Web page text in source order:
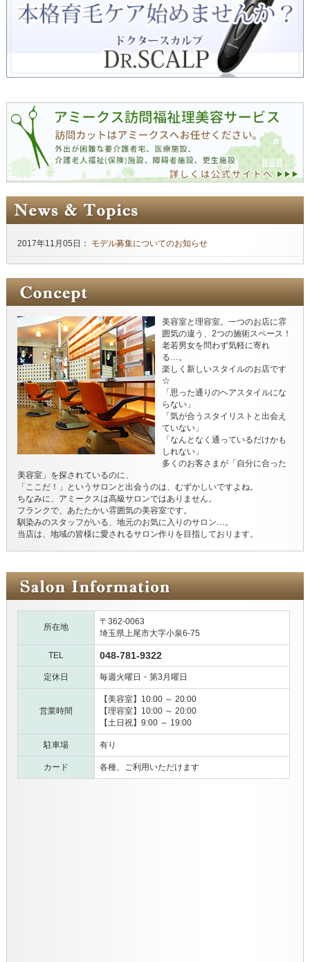
2017年11月05日： モデル募集についてのお知らせ
美容室と理容室。一つのお店に雰
囲気の違う、2つの施術スペース！
老若男女を問わず気軽に寄れ
る…。
楽しく新しいスタイルのお店です
☆
「思った通りのヘアスタイルにな
らない」
「気が合うスタイリストと出会え
ていない」
「なんとなく通っているだけかも
しれない」
多くのお客さまが「自分に合った
美容室」を探されているのに、
「ここだ！」というサロンと出会うのは、むずかしいですよね。
ちなみに、アミークスは高級サロンではありません。
フランクで、あたたかい雰囲気の美容室です。
馴染みのスタッフがいる、地元のお気に入りのサロン…。
当店は、地域の皆様に愛されるサロン作りを目指しております。
所在地
〒362-0063
埼玉県上尾市大字小泉6-75
TEL 048-781-9322
定休日 毎週火曜日・第3月曜日
営業時間
【美容室】10:00 ～ 20:00
【理容室】10:00 ～ 20:00
【土日祝】9:00 ～ 19:00
駐車場 有り
カード 各種、ご利用いただけます